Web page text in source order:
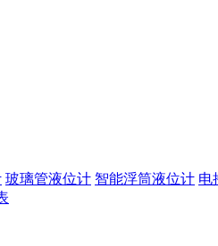
玻璃管液位计 智能浮筒液位计 电